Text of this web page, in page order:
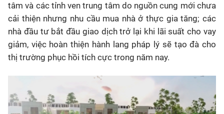
tâm và các tỉnh ven trung tâm do nguồn cung mới chưa
cải thiện nhưng nhu cầu mua nhà ở thực gia tăng; các
nhà đầu tư bắt đầu giao dịch trở lại khi lãi suất cho vay
giảm, việc hoàn thiện hành lang pháp lý sẽ tạo đà cho
thị trường phục hồi tích cực trong năm nay.